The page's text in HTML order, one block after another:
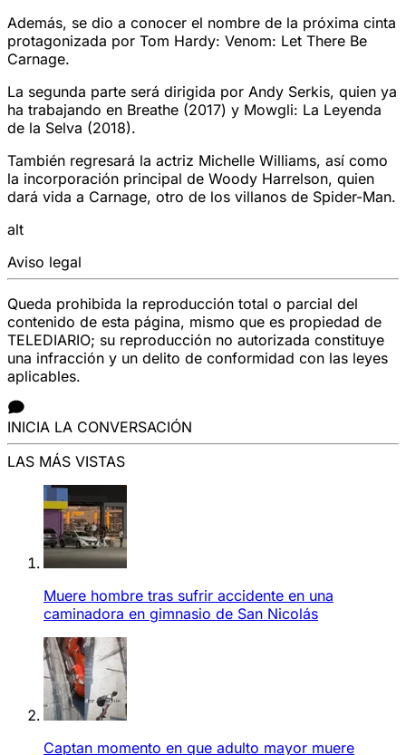
Además, se dio a conocer el nombre de la próxima cinta
protagonizada por Tom Hardy: Venom: Let There Be
Carnage.
La segunda parte será dirigida por Andy Serkis, quien ya
ha trabajando en Breathe (2017) y Mowgli: La Leyenda
de la Selva (2018).
También regresará la actriz Michelle Williams, así como
la incorporación principal de Woody Harrelson, quien
dará vida a Carnage, otro de los villanos de Spider-Man.
alt
Aviso legal
Queda prohibida la reproducción total o parcial del
contenido de esta página, mismo que es propiedad de
TELEDIARIO; su reproducción no autorizada constituye
una infracción y un delito de conformidad con las leyes
aplicables.
INICIA LA CONVERSACIÓN
LAS MÁS VISTAS
Muere hombre tras sufrir accidente en una
caminadora en gimnasio de San Nicolás
Captan momento en que adulto mayor muere